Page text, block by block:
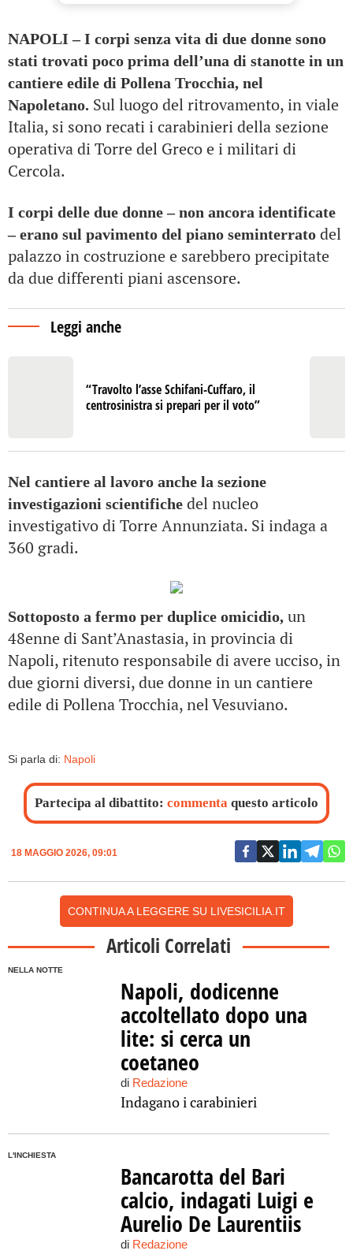
NAPOLI – I corpi senza vita di due donne sono
stati trovati poco prima dell’una di stanotte in un
cantiere edile di Pollena Trocchia, nel
Napoletano. Sul luogo del ritrovamento, in viale
Italia, si sono recati i carabinieri della sezione
operativa di Torre del Greco e i militari di
Cercola.
I corpi delle due donne – non ancora identificate
– erano sul pavimento del piano seminterrato del
palazzo in costruzione e sarebbero precipitate
da due differenti piani ascensore.
Leggi anche
“Travolto l’asse Schifani-Cuffaro, il
centrosinistra si prepari per il voto”
Nel cantiere al lavoro anche la sezione
investigazioni scientifiche del nucleo
investigativo di Torre Annunziata. Si indaga a
360 gradi.
Sottoposto a fermo per duplice omicidio, un
48enne di Sant’Anastasia, in provincia di
Napoli, ritenuto responsabile di avere ucciso, in
due giorni diversi, due donne in un cantiere
edile di Pollena Trocchia, nel Vesuviano.
Si parla di: Napoli
Partecipa al dibattito: commenta questo articolo
18 MAGGIO 2026, 09:01
CONTINUA A LEGGERE SU LIVESICILIA.IT
Articoli Correlati
NELLA NOTTE
Napoli, dodicenne
accoltellato dopo una
lite: si cerca un
coetaneo
di Redazione
Indagano i carabinieri
L'INCHIESTA
Bancarotta del Bari
calcio, indagati Luigi e
Aurelio De Laurentiis
di Redazione